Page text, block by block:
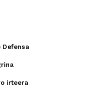
Defensa
irteera